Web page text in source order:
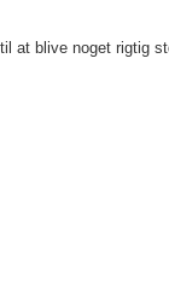
at blive noget rigtig